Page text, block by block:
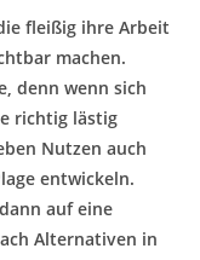
fleißig ihre Arbeit
machen.
denn wenn sich
richtig lästig
Nutzen auch
entwickeln.
auf eine
Alternativen in